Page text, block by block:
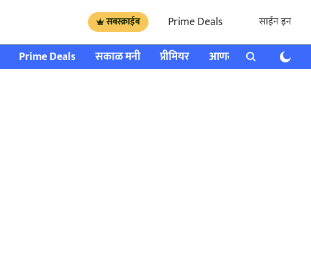
सबस्क्राईब Prime Deals साईन इन
Prime Deals सकाळ मनी प्रीमियर आणखी राशी भविष्य